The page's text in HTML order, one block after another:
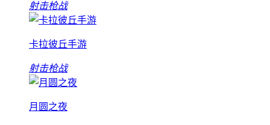
射击枪战
卡拉彼丘手游
射击枪战
月圆之夜